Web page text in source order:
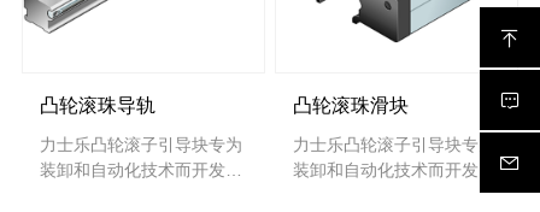
凸轮滚珠导轨
力士乐凸轮滚子引导块专为
装卸和自动化技术而开发。
凸轮滚珠滑块
力士乐凸轮滚子引导块专为
装卸和自动化技术而开发。
其特点是设计紧凑、重量极